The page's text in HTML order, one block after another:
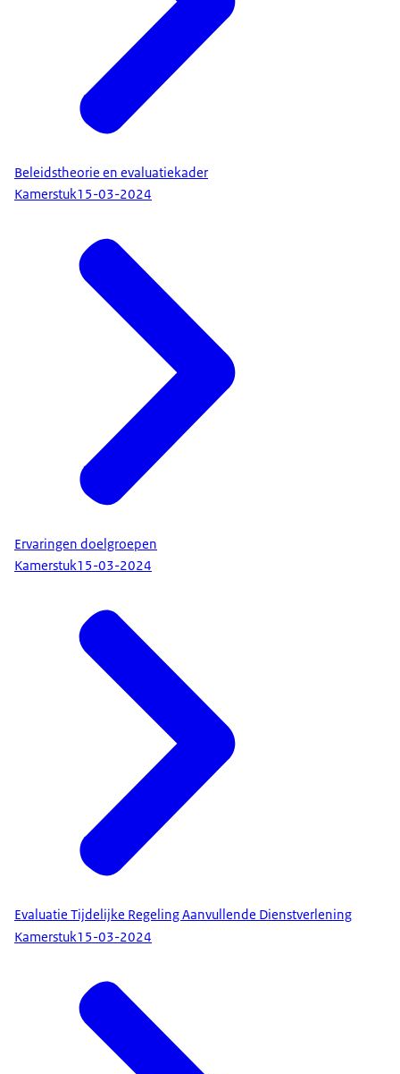
Beleidstheorie en evaluatiekader
Kamerstuk15-03-2024
Ervaringen doelgroepen
Kamerstuk15-03-2024
Evaluatie Tijdelijke Regeling Aanvullende Dienstverlening
Kamerstuk15-03-2024